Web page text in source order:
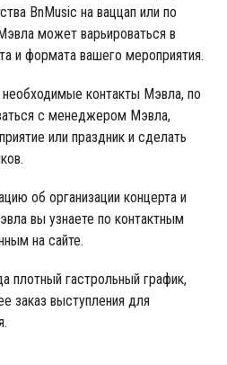
BnMusic на ваццап или по
может варьироваться в
и формата вашего мероприятия.
контакты Мэвла, по
с менеджером Мэвла,
или праздник и сделать
об организации концерта и
вы узнаете по контактным
на сайте.
плотный гастрольный график,
заказ выступления для